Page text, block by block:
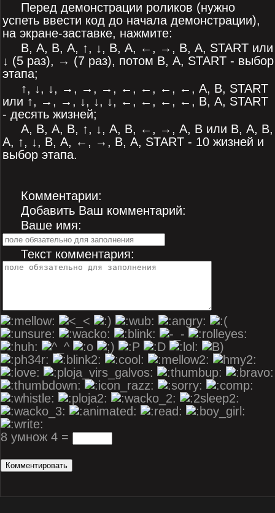
Перед демонстрации роликов (нужно
успеть ввести код до начала демонстрации),
на экране-заставке, нажмите:
В, А, В, А, ↑, ↓, В, А, ←, →, В, А, START или
↓ (5 раз), → (7 раз), потом В, А, START - выбор
этапа;
↑, ↓, ↓, →, →, →, ←, ←, ←, ←, А, В, START
или ↑, →, →, ↓, ↓, ↓, ←, ←, ←, ←, В, А, START
- десять жизней;
А, В, А, В, ↑, ↓, А, В, ←, →, А, В или В, А, В,
А, ↑, ↓, В, А, ←, →, В, А, START - 10 жизней и
выбор этапа.
Комментарии:
Добавить Ваш комментарий:
Ваше имя:
Текст комментария:
8 умнож 4 =